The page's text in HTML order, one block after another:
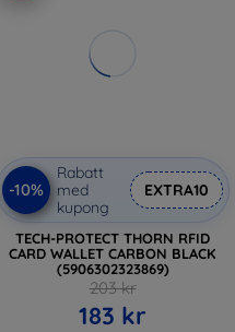
-10%
Rabatt
med
kupong
EXTRA10
TECH-PROTECT THORN RFID
CARD WALLET CARBON BLACK
(5906302323869)
203 kr
183 kr